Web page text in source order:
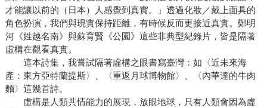
才能讓以前的（日本）人感覺到真實。」透過化妝／戴上面具的
角色扮演，我們與現實保持距離，有時候反而更接近真實。鄭明
河《姓越名南》與蘇育賢《公園》這些非典型紀錄片，皆是隔著
虛構在觀看真實。
這本詩集，我嘗試隔著虛構之眼書寫臺灣：如〈近未來海
產：東方亞特蘭提斯〉、〈重返月球博物館〉、〈內華達的牛肉
麵〉這幾首詩。
虛構是人類共情能力的展現，放眼地球，只有人類會因為虛